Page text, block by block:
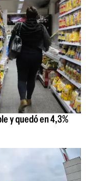
y quedó en 4,3%